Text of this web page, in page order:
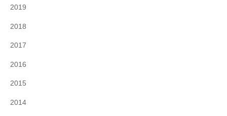
2019
2018
2017
2016
2015
2014